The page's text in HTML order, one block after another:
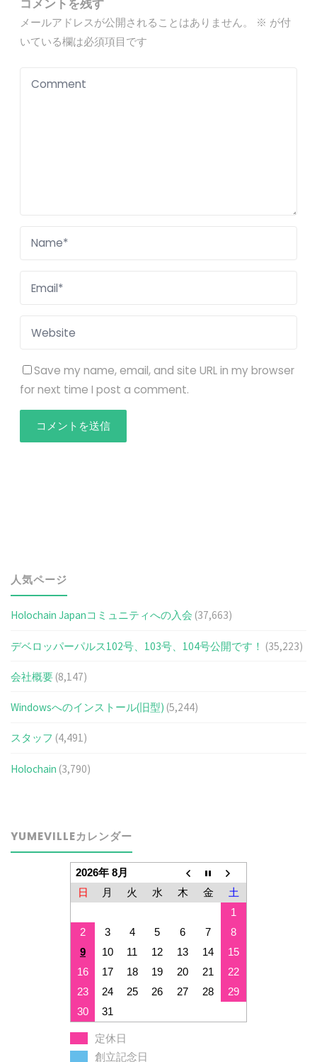
メールアドレスが公開されることはありません。 ※ が付
いている欄は必須項目です
Save my name, email, and site URL in my browser
for next time I post a comment.
人気ページ
Holochain Japanコミュニティへの入会 (37,663)
デベロッパーパルス102号、103号、104号公開です！ (35,223)
会社概要 (8,147)
Windowsへのインストール(旧型) (5,244)
スタッフ (4,491)
Holochain (3,790)
YUMEVILLEカレンダー
2026年 8月
日
月 火 水 木 金
土
1
2
3 4 5 6 7
8
9
10 11 12 13 14
15
16
17 18 19 20 21
22
23
24 25 26 27 28
29
30
31
定休日
創立記念日